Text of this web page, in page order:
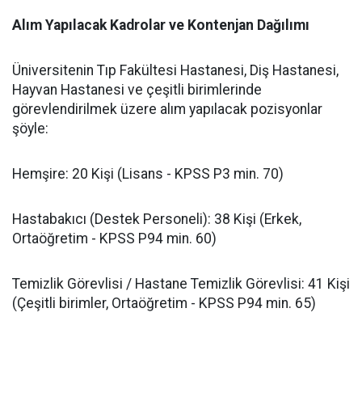
​Alım Yapılacak Kadrolar ve Kontenjan Dağılımı
​Üniversitenin Tıp Fakültesi Hastanesi, Diş Hastanesi,
Hayvan Hastanesi ve çeşitli birimlerinde
görevlendirilmek üzere alım yapılacak pozisyonlar
şöyle:
​Hemşire: 20 Kişi (Lisans - KPSS P3 min. 70)
​Hastabakıcı (Destek Personeli): 38 Kişi (Erkek,
Ortaöğretim - KPSS P94 min. 60)
​Temizlik Görevlisi / Hastane Temizlik Görevlisi: 41 Kişi
(Çeşitli birimler, Ortaöğretim - KPSS P94 min. 65)